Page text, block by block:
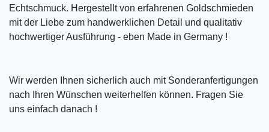
Echtschmuck. Hergestellt von erfahrenen Goldschmieden
mit der Liebe zum handwerklichen Detail und qualitativ
hochwertiger Ausführung - eben Made in Germany !
Wir werden Ihnen sicherlich auch mit Sonderanfertigungen
nach Ihren Wünschen weiterhelfen können. Fragen Sie
uns einfach danach !